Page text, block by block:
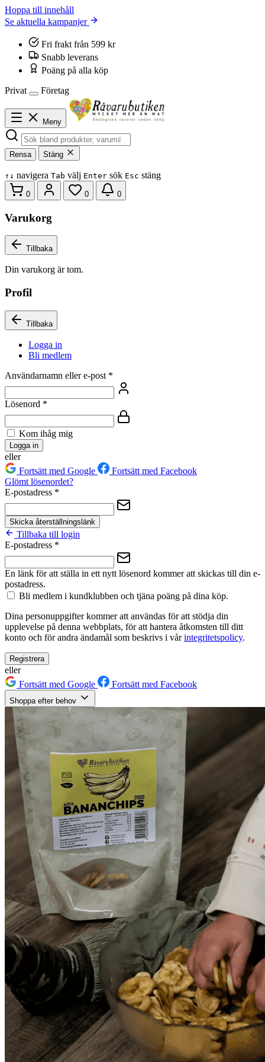
Hoppa till innehåll
Se aktuella kampanjer
Fri frakt från 599 kr
Snabb leverans
Poäng på alla köp
Privat
Företag
Meny
Rensa Stäng
↑ ↓ navigera Tab välj Enter sök Esc stäng
0 0 0
Varukorg
Tillbaka
Din varukorg är tom.
Profil
Tillbaka
Logga in
Bli medlem
Användarnamn eller e-post *
Lösenord *
Kom ihåg mig
Logga in
eller
Fortsätt med Google
Fortsätt med Facebook
Glömt lösenordet?
E-postadress *
Skicka återställningslänk
Tillbaka till login
E-postadress *
En länk för att ställa in ett nytt lösenord kommer att skickas till din e-
postadress.
Bli medlem i kundklubben och tjäna poäng på dina köp.
Dina personuppgifter kommer att användas för att stödja din
upplevelse på denna webbplats, för att hantera åtkomsten till ditt
konto och för andra ändamål som beskrivs i vårintegritetspolicy.
Registrera
eller
Fortsätt med Google
Fortsätt med Facebook
Shoppa efter behov